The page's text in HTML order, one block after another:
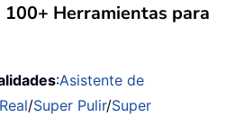
100+ Herramientas para
:Asistente de
/Super Pulir/Super